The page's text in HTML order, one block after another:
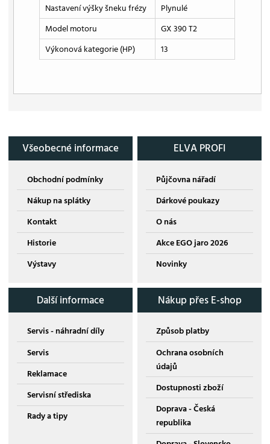
Nastavení výšky šneku frézy
Plynulé
Model motoru
GX 390 T2
Výkonová kategorie (HP)
13
Všeobecné informace
Obchodní podmínky
Nákup na splátky
Kontakt
Historie
Výstavy
ELVA PROFI
Půjčovna nářadí
Dárkové poukazy
O nás
Akce EGO jaro 2026
Novinky
Další informace
Servis - náhradní díly
Servis
Reklamace
Servisní střediska
Rady a tipy
Nákup přes E-shop
Způsob platby
Ochrana osobních
údajů
Dostupnosti zboží
Doprava - Česká
republika